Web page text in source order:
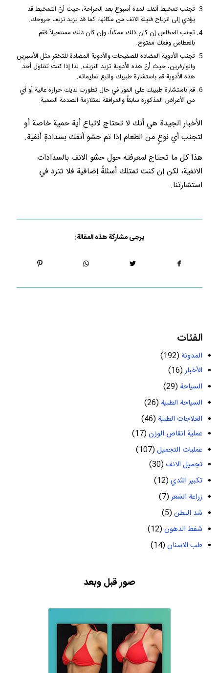
تجنب تمخيط أنفك لمدة أسبوعٍ بعد الجراحة، حيث أنّ التمخيط قد
يؤدي إلى انزياح فتيلة الانف من مكانها، كما قد يزيد نزيف جروحك.
تجنب العطاس إن كان ذلك ممكناً، وإن كان ذلك مستحيلاً فقم
بالعطاس وفمك مفتوح.
تجنب الأدوية المضادة للصفيحات والأدوية المضادة للتخثر مثل الأسبرين
والوارفرين، حيث أنّ هذه الأدوية تزيد النزيف. لذا إذا كنت تتناول أحد
هذه الأدوية قم باستشارة طبيبك واتبع تعليماته.
قم باستشارة طبيبك على الفور في حال تطورت لديك حرارة عالية أو أي
من الأعراض المذكورة سابقاً والمرافقة لمتلازمة الصدمة السمية.
الأخبار الجيدة هي أنك لا تحتاج لاتباع أية حمية خاصة أو
لتجنب أي نوعٍ من الطعام إذا تم حشو أنفك بسدادةٍ أنفية.
هذا كل ما تحتاج لمعرفته حول حشو الانف بالسدادات
الانفية، لكن إن كنت تمتلك أسئلةً إضافية فلا تترد في
استشارتنا.
يرجى مشاركة هذه المقالة:
الفئات
المدونة (192)
الأخبار(16)
السياحة (29)
السياحة الطبية (26)
العلاجات الطبية (46)
عملية انقاص الوزن(17)
عمليات التجميل(107)
تجميل الانف(30)
تكبير الثدي(12)
زراعة الشعر(7)
شد البطن(5)
شفط الدهون(12)
طب الاسنان(14)
صور قبل وبعد